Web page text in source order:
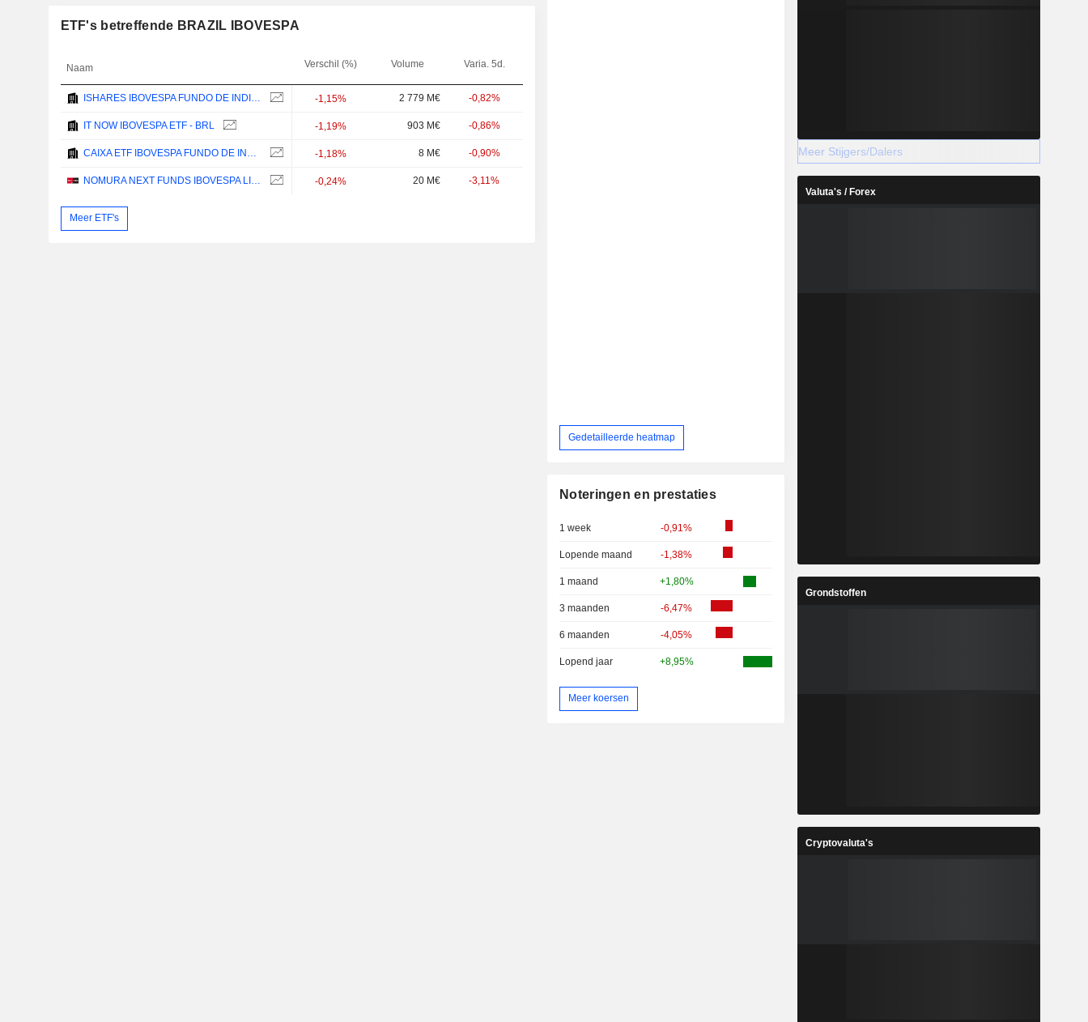
ETF's betreffende BRAZIL IBOVESPA
Naam Verschil (%) Volume Varia. 5d.
-1,15% 2 779 M€ -0,82%
IT NOW IBOVESPA ETF - BRL -1,19% 903 M€ -0,86%
-1,18% 8 M€ -0,90%
-0,24% 20 M€ -3,11%
Meer ETF's
Gedetailleerde heatmap
Noteringen en prestaties
1 week -0,91%
Lopende maand -1,38%
1 maand +1,80%
3 maanden -6,47%
6 maanden -4,05%
Lopend jaar +8,95%
Meer koersen
Meer Stijgers/Dalers
Valuta's / Forex
Grondstoffen
Cryptovaluta's